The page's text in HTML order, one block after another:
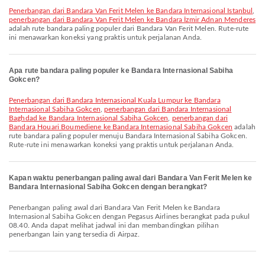
penerbangan dari Bandara Van Ferit Melen ke Bandara Internasional Istanbul
penerbangan dari Bandara Van Ferit Melen ke Bandara İzmir Adnan Menderes
adalah rute bandara paling populer dari Bandara Van Ferit Melen. Rute-rute
ini menawarkan koneksi yang praktis untuk perjalanan Anda.
Apa rute bandara paling populer ke Bandara Internasional Sabiha
Gokcen?
penerbangan dari Bandara Internasional Kuala Lumpur ke Bandara
Internasional Sabiha Gokcen ,penerbangan dari Bandara Internasional
Baghdad ke Bandara Internasional Sabiha Gokcen
penerbangan dari
Bandara Houari Boumediene ke Bandara Internasional Sabiha Gokcen adalah
rute bandara paling populer menuju Bandara Internasional Sabiha Gokcen.
Rute-rute ini menawarkan koneksi yang praktis untuk perjalanan Anda.
Kapan waktu penerbangan paling awal dari Bandara Van Ferit Melen ke
Bandara Internasional Sabiha Gokcen dengan berangkat?
Penerbangan paling awal dari Bandara Van Ferit Melen ke Bandara
Internasional Sabiha Gokcen dengan Pegasus Airlines berangkat pada pukul
08.40. Anda dapat melihat jadwal ini dan membandingkan pilihan
penerbangan lain yang tersedia di Airpaz.